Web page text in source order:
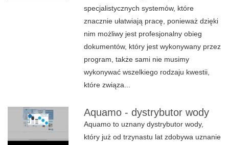
specjalistycznych systemów, które
znacznie ułatwiają pracę, ponieważ dzięki
nim możliwy jest profesjonalny obieg
dokumentów, który jest wykonywany przez
program, także sami nie musimy
wykonywać wszelkiego rodzaju kwestii,
które związa...
Aquamo - dystrybutor wody
Aquamo to uznany dystrybutor wody,
który już od trzynastu lat zdobywa uznanie